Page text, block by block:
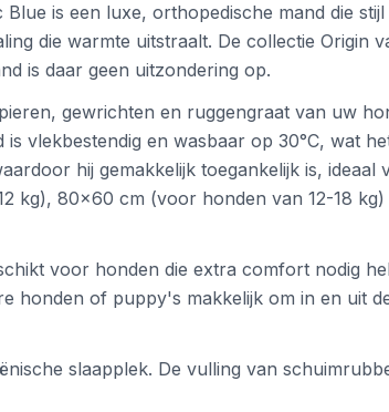
is een luxe, orthopedische mand die
die warmte uitstraalt. De collectie Origin
is daar geen uitzondering op.
gewrichten en ruggengraat van uw
vlekbestendig en wasbaar op 30°C, wat
hij gemakkelijk toegankelijk is, ideaal
kg), 80x60 cm (voor honden van 12-18
voor honden die extra comfort nodig
honden of puppy's makkelijk om in en uit
slaapplek. De vulling van